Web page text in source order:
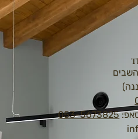
053-5673825